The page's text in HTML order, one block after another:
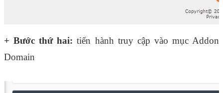
+ Bước thứ hai: tiến hành truy cập vào mục Addon
Domain